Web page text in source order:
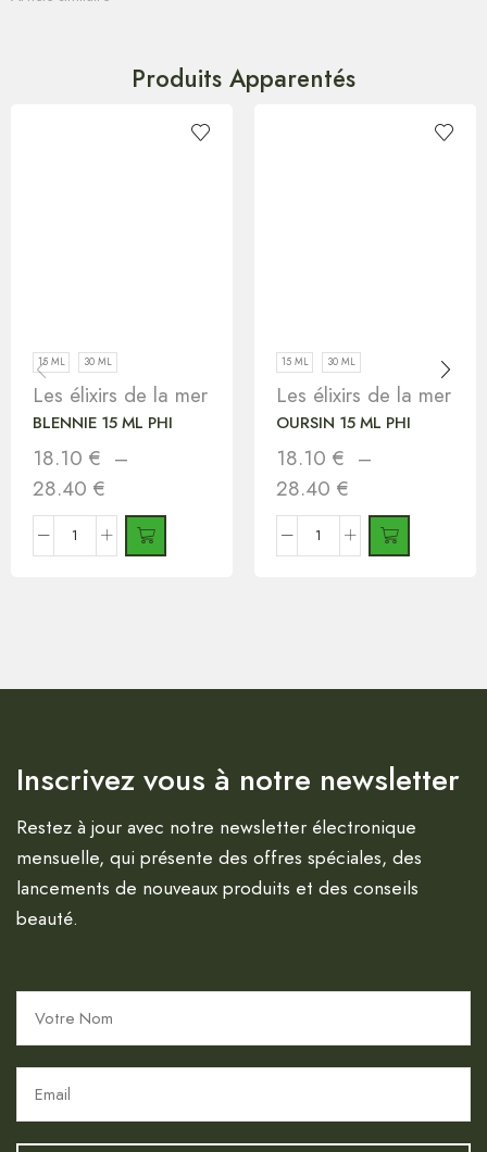
Produits Apparentés
15 ML 30 ML
Les élixirs de la mer
BLENNIE 15 ML PHI
18.10 € –
28.40 €
15 ML 30 ML
Les élixirs de la mer
OURSIN 15 ML PHI
18.10 € –
28.40 €
Inscrivez vous à notre newsletter
Restez à jour avec notre newsletter électronique
mensuelle, qui présente des offres spéciales, des
lancements de nouveaux produits et des conseils
beauté.